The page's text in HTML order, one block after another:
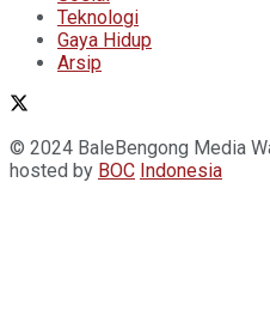
Teknologi
Gaya Hidup
Arsip
© 2024 BaleBengong Media
hosted by BOC Indonesia